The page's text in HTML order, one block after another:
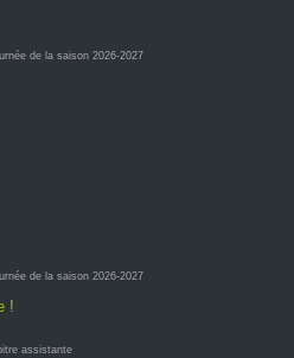
de la saison 2026-2027
de la saison 2026-2027
!
assistante